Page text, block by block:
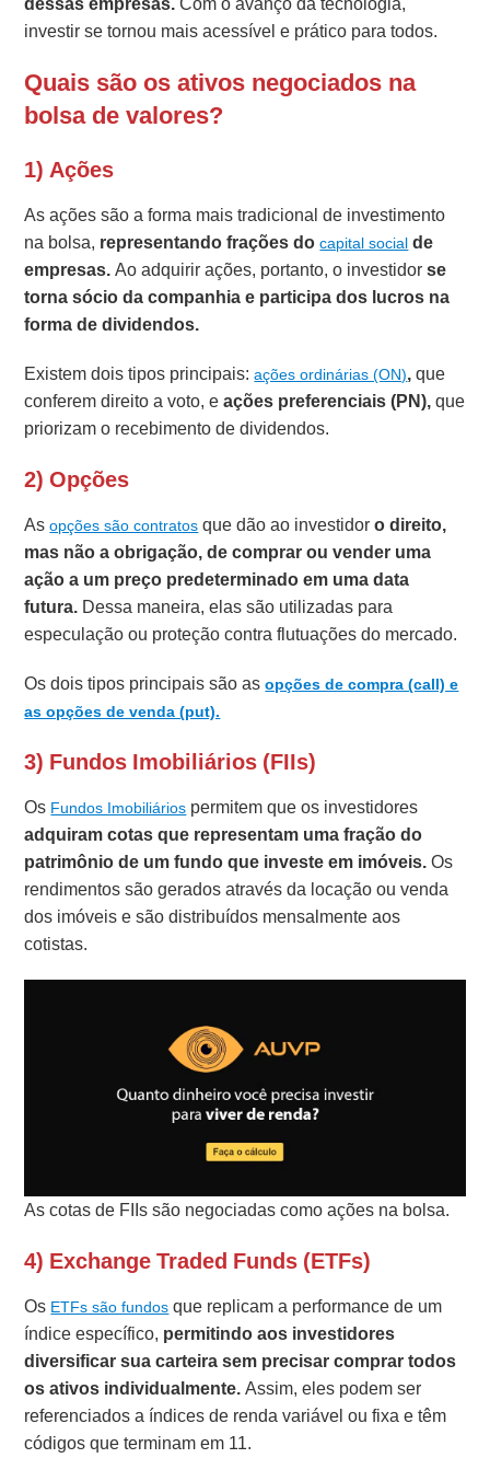
investir se tornou mais acessível e prático para todos.
Quais são os ativos negociados na
bolsa de valores?
1) Ações
As ações são a forma mais tradicional de investimento
na bolsa, representando frações docapital social de
empresas.Ao adquirir ações, portanto, o investidorse
torna sócio da companhia e participa dos lucros na
forma de dividendos.
Existem dois tipos principais:ações ordinárias (ON),que
conferem direito a voto, eações preferenciais (PN),que
priorizam o recebimento de dividendos.
2) Opções
Asopções são contratos que dão ao investidoro direito,
mas não a obrigação, de comprar ou vender uma
ação a um preço predeterminado em uma data
futura. Dessa maneira, elas são utilizadas para
especulação ou proteção contra flutuações do mercado.
Os dois tipos principais são asopções de compra (call) e
as opções de venda (put).
3) Fundos Imobiliários (FIIs)
Os Fundos Imobiliários permitem que os investidores
adquiram cotas que representam uma fração do
patrimônio de um fundo que investe em imóveis.Os
rendimentos são gerados através da locação ou venda
dos imóveis e são distribuídos mensalmente aos
cotistas.
As cotas de FIIs são negociadas como ações na bolsa.
4) Exchange Traded Funds (ETFs)
Os ETFs são fundos que replicam a performance de um
índice específico, permitindo aos investidores
diversificar sua carteira sem precisar comprar todos
os ativos individualmente.Assim, eles podem ser
referenciados a índices de renda variável ou fixa e têm
códigos que terminam em 11.